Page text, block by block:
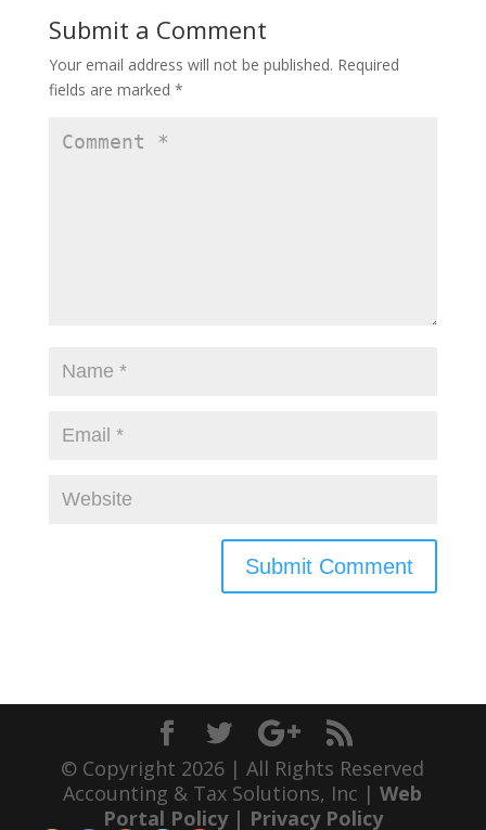
Submit a Comment
Your email address will not be published. Required
fields are marked *
© Copyright 2026 | All Rights Reserved
Accounting & Tax Solutions, Inc |Web
Portal Policy| Privacy Policy